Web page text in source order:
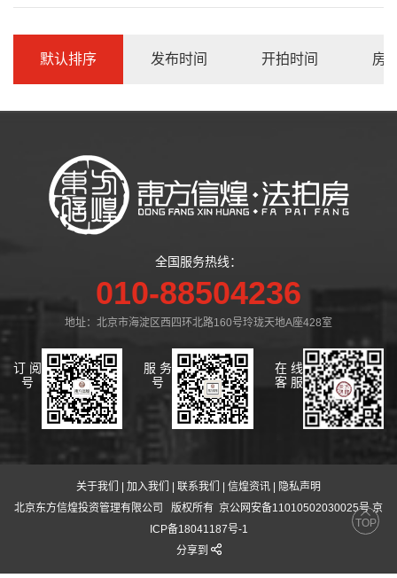
默认排序 发布时间 开拍时间 房
全国服务热线：
010-88504236
地址：北京市海淀区西四环北路160号玲珑天地A座428室
订 阅
号
服 务
号
在 线
客 服
关于我们 加入我们 联系我们 信煌资讯
隐私声明
北京东方信煌投资管理有限公司
版权所有 京公网安备11010502030025号 京
ICP备18041187号-1
分享到
TOP